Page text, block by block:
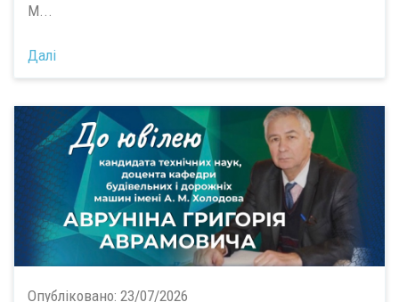
М...
Далі
Опубліковано: 23/07/2026